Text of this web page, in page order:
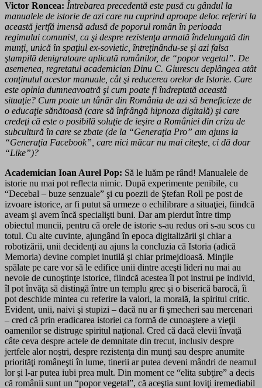
Victor Roncea: Întrebarea precedentă este pusă cu gândul la
manualele de istorie de azi care nu cuprind aproape deloc referiri la
această jert­fă imensă adusă de poporul român în perioada
regimului comunist, ca şi despre rezistenţa armată îndelungată din
munţi, unică în spaţiul ex-sovietic, întreţinându-se şi azi falsa
ştampilă denigratoare aplicată românilor, de “popor vegetal”. De
asemenea, regretatul academician Dinu C. Giurescu deplângea atât
conţinutul acestor manuale, cât şi reducerea orelor de Istorie. Care
este opinia dumneavoatră şi cum poate fi îndreptată această
situaţie? Cum poate un tânăr din România de azi să beneficieze de
o educaţie sănătoasă (care să înfrângă hipnoza digitală) şi care
credeţi că este o posibilă soluţie de ieşire a României din criza de
subcultură în care se zbate (de la “Generaţia Pro” am ajuns la
“Generaţia Facebook”, care nici măcar nu mai citeşte, ci dă doar
“Like”)?
Academician Ioan Aurel Pop: Să le luăm pe rând! Manualele de
istorie nu mai pot reflecta nimic. După experimente penibile, cu
“Decebal – buze senzuale” şi cu poezii de Ştefan Roll pe post de
izvoare istorice, ar fi putut să urmeze o echilibrare a situaţiei, fiindcă
aveam şi avem încă specialişti buni. Dar am pierdut între timp
obiectul muncii, pentru că orele de istorie s-au redus ori s-au scos cu
totul. Cu alte cuvinte, ajungând în epoca digitalizării şi chiar a
robotizării, unii decidenţi au ajuns la concluzia că Istoria (adică
Memoria) devine complet inutilă şi chiar primejdioasă. Minţile
spălate pe care vor să le edifice unii dintre aceşti lideri nu mai au
nevoie de cunoştinţe istorice, fiindcă acestea îl pot instrui pe individ,
îl pot învăţa să distingă între un templu grec şi o biserică barocă, îi
pot deschide mintea cu referire la valori, la morală, la spiritul critic.
Evident, unii, naivi şi stupizi – dacă nu ar fi şmecheri sau mercenari
– cred că prin eradicarea istoriei ca formă de cunoaştere a vieţii
oamenilor se distruge spiritul naţional. Cred că dacă elevii învaţă
câte ceva despre actele de demnitate din trecut, inclusiv despre
jertfele alor noştri, despre rezistenţa din munţi sau despre anumite
priorităţi româ­neşti în lume, tinerii ar putea deveni mândri de neamul
lor şi l-ar putea iubi prea mult. Din moment ce “elita subţire” a decis
că românii sunt un “popor vegetal”, că aceştia sunt loviţi iremediabil